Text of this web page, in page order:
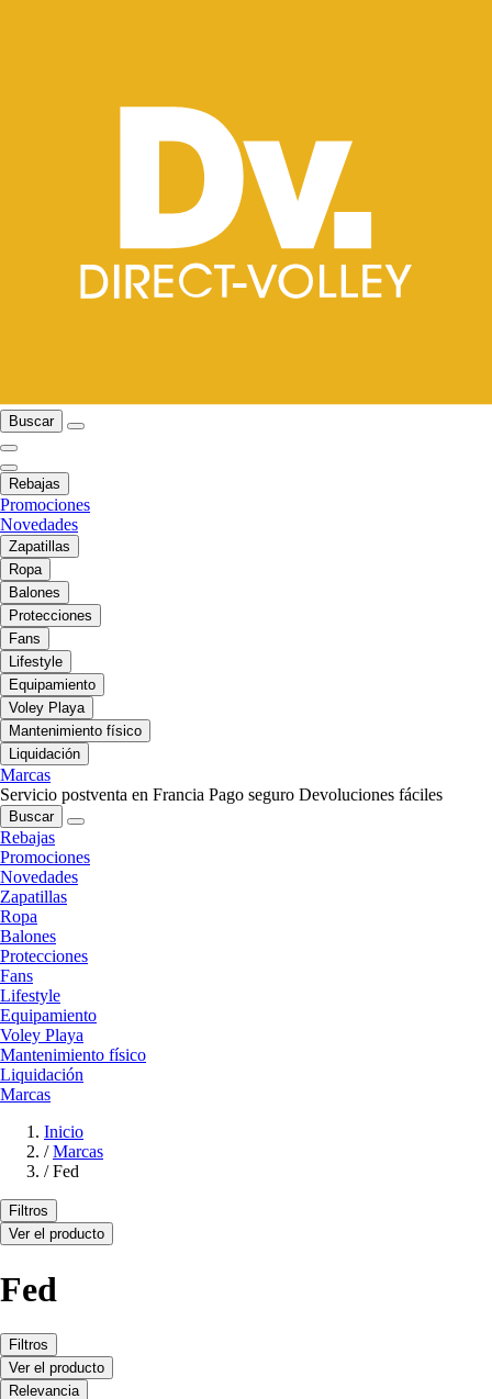
Buscar
Rebajas
Promociones
Novedades
Zapatillas
Ropa
Balones
Protecciones
Fans
Lifestyle
Equipamiento
Voley Playa
Mantenimiento físico
Liquidación
Marcas
Servicio postventa en Francia Pago seguro Devoluciones fáciles
Buscar
Rebajas
Promociones
Novedades
Zapatillas
Ropa
Balones
Protecciones
Fans
Lifestyle
Equipamiento
Voley Playa
Mantenimiento físico
Liquidación
Marcas
Inicio
/ Marcas
/ Fed
Filtros
Ver el producto
Fed
Filtros
Ver el producto
Relevancia